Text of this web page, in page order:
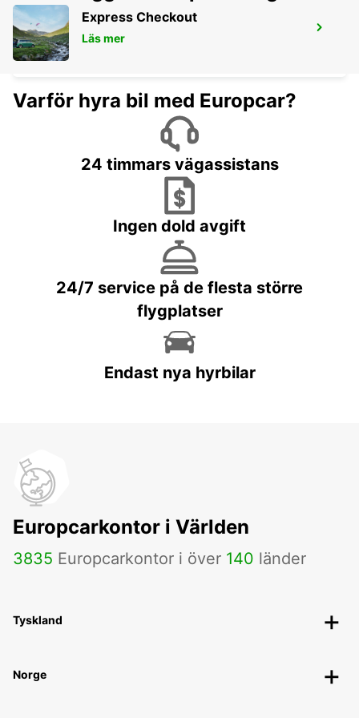
INTERLAKEN, HOTEL METROPOLE
INTERLAKEN - SWITZERLAND
Express Checkout
Läs mer
Varför hyra bil med Europcar?
24 timmars vägassistans
Ingen dold avgift
24/7 service på de flesta större
flygplatser
Endast nya hyrbilar
Europcarkontor i Världen
3835 Europcarkontor i över 140 länder
Tyskland
Norge